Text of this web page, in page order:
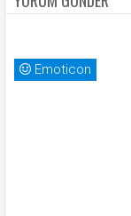
Emoticon